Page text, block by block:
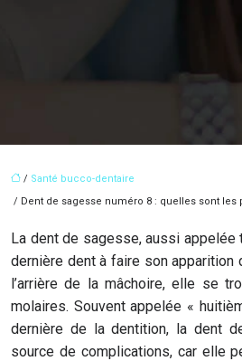
/ Santé bucco-dentaire
/ Dent de sagesse numéro 8 : quelles sont les
La dent de sagesse, aussi
dernière dent à faire son apparition
l’arrière de la mâchoire, elle se
molaires. Souvent appelée «
dernière de la dentition, la dent
source de complications, car elle